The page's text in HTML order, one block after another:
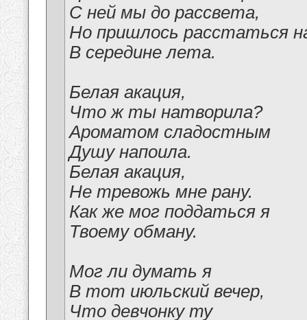
С ней мы до рассвета,
Но пришлось расстаться
В середине лета.
Белая акация,
Что ж ты натворила?
Ароматом сладостным
Душу напоила.
Белая акация,
Не тревожь мне рану.
Как же мог поддаться я
Твоему обману.
Мог ли думать я
В тот июльский вечер,
Что девчонку ту